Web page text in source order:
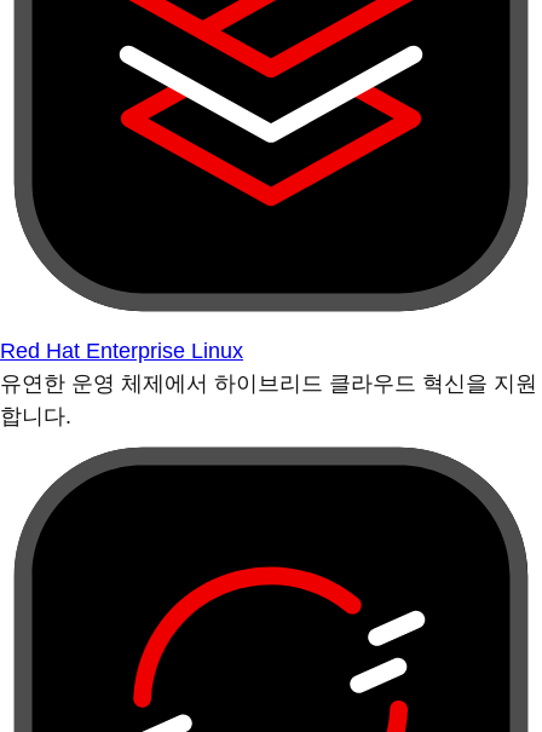
Red Hat Enterprise Linux
유연한 운영 체제에서 하이브리드 클라우드 혁신을 지원
합니다.